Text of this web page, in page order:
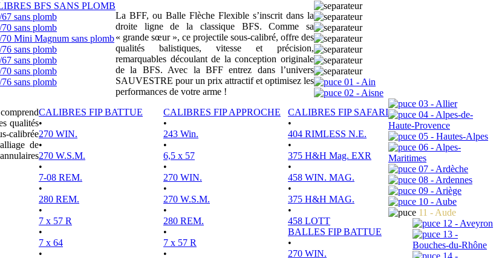
BFS SANS PLOMB
67 sans plomb
70 sans plomb
70 Mini Magnum sans plomb
76 sans plomb
67 sans plomb
70 sans plomb
76 sans plomb
La BFF, ou Balle Flèche Flexible s’inscrit dans la
droite ligne de la classique BFS. Comme sa
« grande sœur », ce projectile sous-calibré, offre des
qualités balistiques, vitesse et précision,
remarquables découlant de la conception originale
de la BFS. Avec la BFF entrez dans l’univers
SAUVESTRE pour un prix attractif et optimisez les
performances de votre arme !
qualités
calibrée
de
CALIBRES FIP BATTUE
•
270 WIN.
•
270 W.S.M.
•
7-08 REM.
•
280 REM.
•
7 x 57 R
•
7 x 64
•
CALIBRES FIP APPROCHE
•
243 Win.
•
6,5 x 57
•
270 WIN.
•
270 W.S.M.
•
280 REM.
•
7 x 57 R
•
CALIBRES FIP SAFARI
•
404 RIMLESS N.E.
•
375 H&H Mag. EXR
•
458 WIN. MAG.
•
375 H&H MAG.
•
458 LOTT
BALLES FIP BATTUE
•
270 WIN.
01 - Ain
02 - Aisne
03 - Allier
04 - Alpes-de-
Haute-Provence
05 - Hautes-Alpes
06 - Alpes-
Maritimes
07 - Ardèche
08 - Ardennes
09 - Ariège
10 - Aube
11 - Aude
12 - Aveyron
13 -
Bouches-du-Rhône
14 -